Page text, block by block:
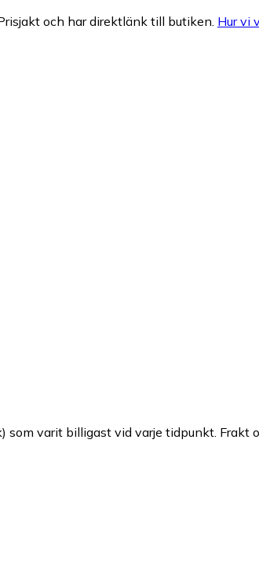
och har direktlänk till butiken. Hur vi
varit billigast vid varje tidpunkt. Frakt